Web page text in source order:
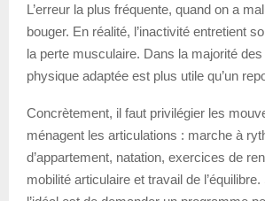
L’erreur la plus fréquente, quand on a
bouger. En réalité, l’inactivité entretient
la perte musculaire. Dans la majorité
physique adaptée est plus utile qu’un
Concrètement, il faut privilégier les
ménagent les articulations : marche à
d’appartement, natation, exercices de
mobilité articulaire et travail de